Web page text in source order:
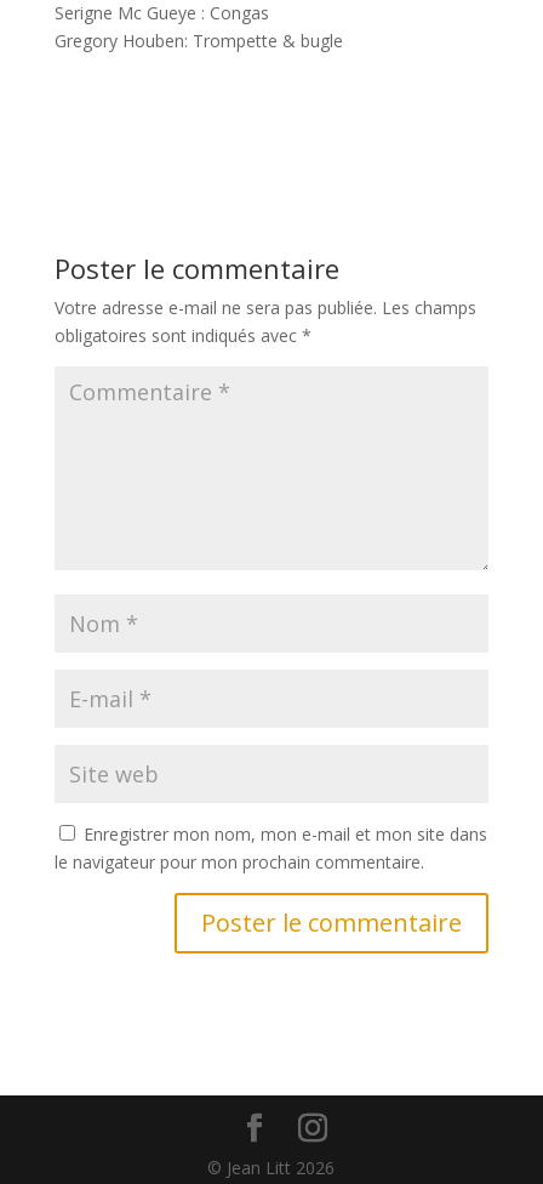
Serigne Mc Gueye : Congas
Gregory Houben: Trompette & bugle
Poster le commentaire
Votre adresse e-mail ne sera pas publiée. Les champs
obligatoires sont indiqués avec *
Enregistrer mon nom, mon e-mail et mon site dans
le navigateur pour mon prochain commentaire.
© Jean Litt 2026